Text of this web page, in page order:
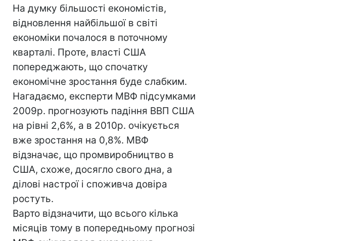
На думку більшості економістів,
відновлення найбільшої в світі
економіки почалося в поточному
кварталі. Проте, власті США
попереджають, що спочатку
економічне зростання буде слабким.
Нагадаємо, експерти МВФ підсумками
2009р. прогнозують падіння ВВП США
на рівні 2,6%, а в 2010р. очікується
вже зростання на 0,8%. МВФ
відзначає, що промвиробництво в
США, схоже, досягло свого дна, а
ділові настрої і споживча довіра
ростуть.
Варто відзначити, що всього кілька
місяців тому в попередньому прогнозі